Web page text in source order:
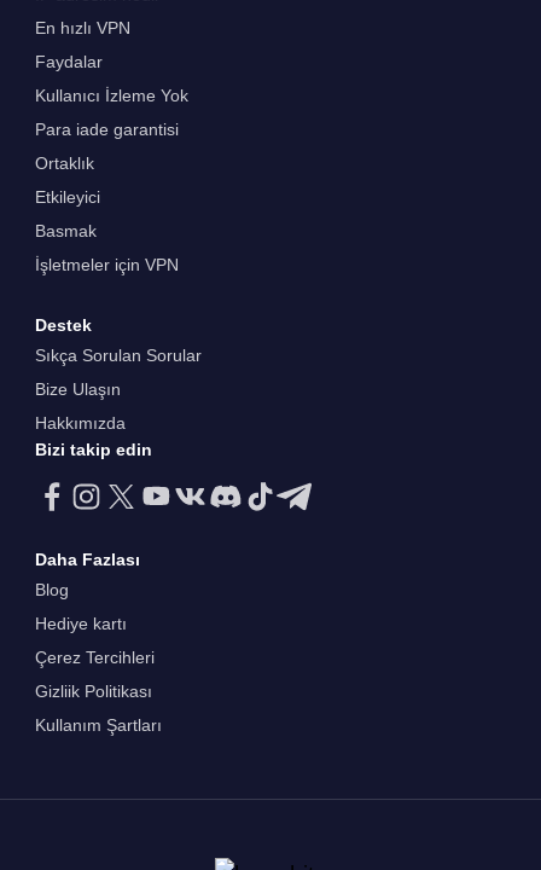
En hızlı VPN
Faydalar
Kullanıcı İzleme Yok
Para iade garantisi
Ortaklık
Etkileyici
Basmak
İşletmeler için VPN
Destek
Sıkça Sorulan Sorular
Bize Ulaşın
Hakkımızda
Bizi takip edin
Daha Fazlası
Blog
Hediye kartı
Çerez Tercihleri
Gizliik Politikası
Kullanım Şartları